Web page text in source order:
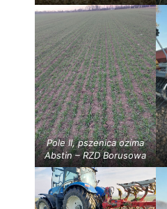
Pole II, pszenica ozima
Abstin – RZD Borusowa